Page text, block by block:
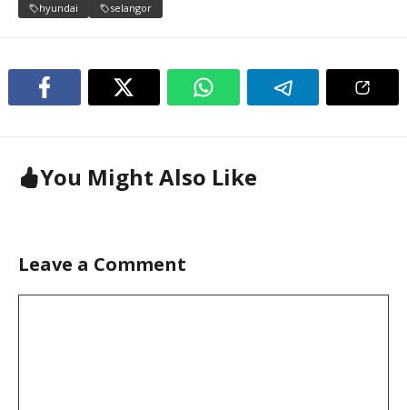
hyundai selangor
You Might Also Like
Leave a Comment